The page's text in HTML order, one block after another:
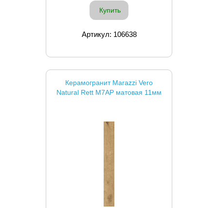
Купить
Артикул: 106638
Керамогранит Marazzi Vero
Natural Rett M7AP матовая 11мм